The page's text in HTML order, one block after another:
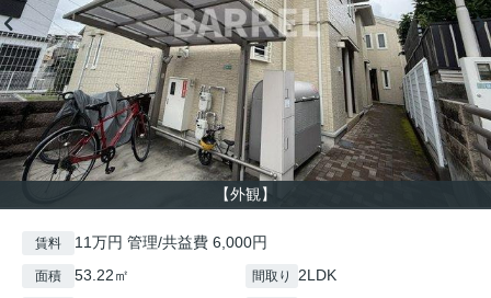
【外観】
賃料 11万円 管理/共益費 6,000円
面積 53.22㎡ 間取り 2LDK